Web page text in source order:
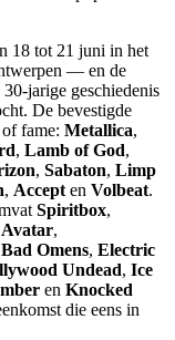
18 tot 21 juni in het
— en de
jarige geschiedenis
De bevestigde
fame: Metallica,
, Lamb of God,
, Sabaton, Limp
, Accept en Volbeat.
Spiritbox,
Avatar,
Bad Omens, Electric
Undead, Ice
en Knocked
die eens in